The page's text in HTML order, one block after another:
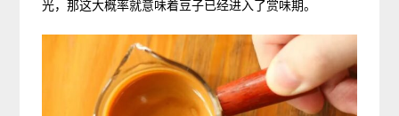
光，那这大概率就意味着豆子已经进入了赏味期。